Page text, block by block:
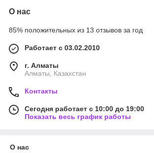
О нас
85% положительных из 13 отзывов за год
Работает с 03.02.2010
г. Алматы
Алматы, Казахстан
Контакты
Сегодня работает с 10:00 до 19:00
Показать весь график работы
О нас